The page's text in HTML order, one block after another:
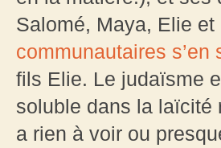
Salomé, Maya, Elie
communautaires s’en
fils Elie. Le judaïsme
soluble dans la laïcité
a rien à voir ou